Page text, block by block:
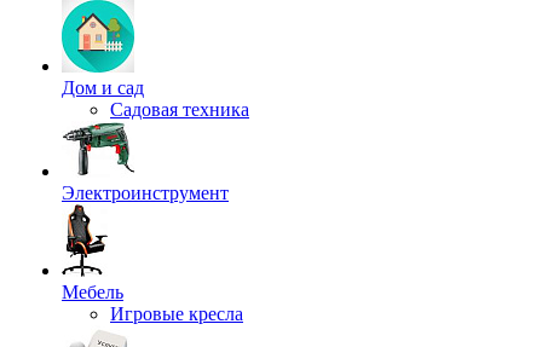
Дом и сад
Садовая техника
Электроинструмент
Мебель
Игровые кресла